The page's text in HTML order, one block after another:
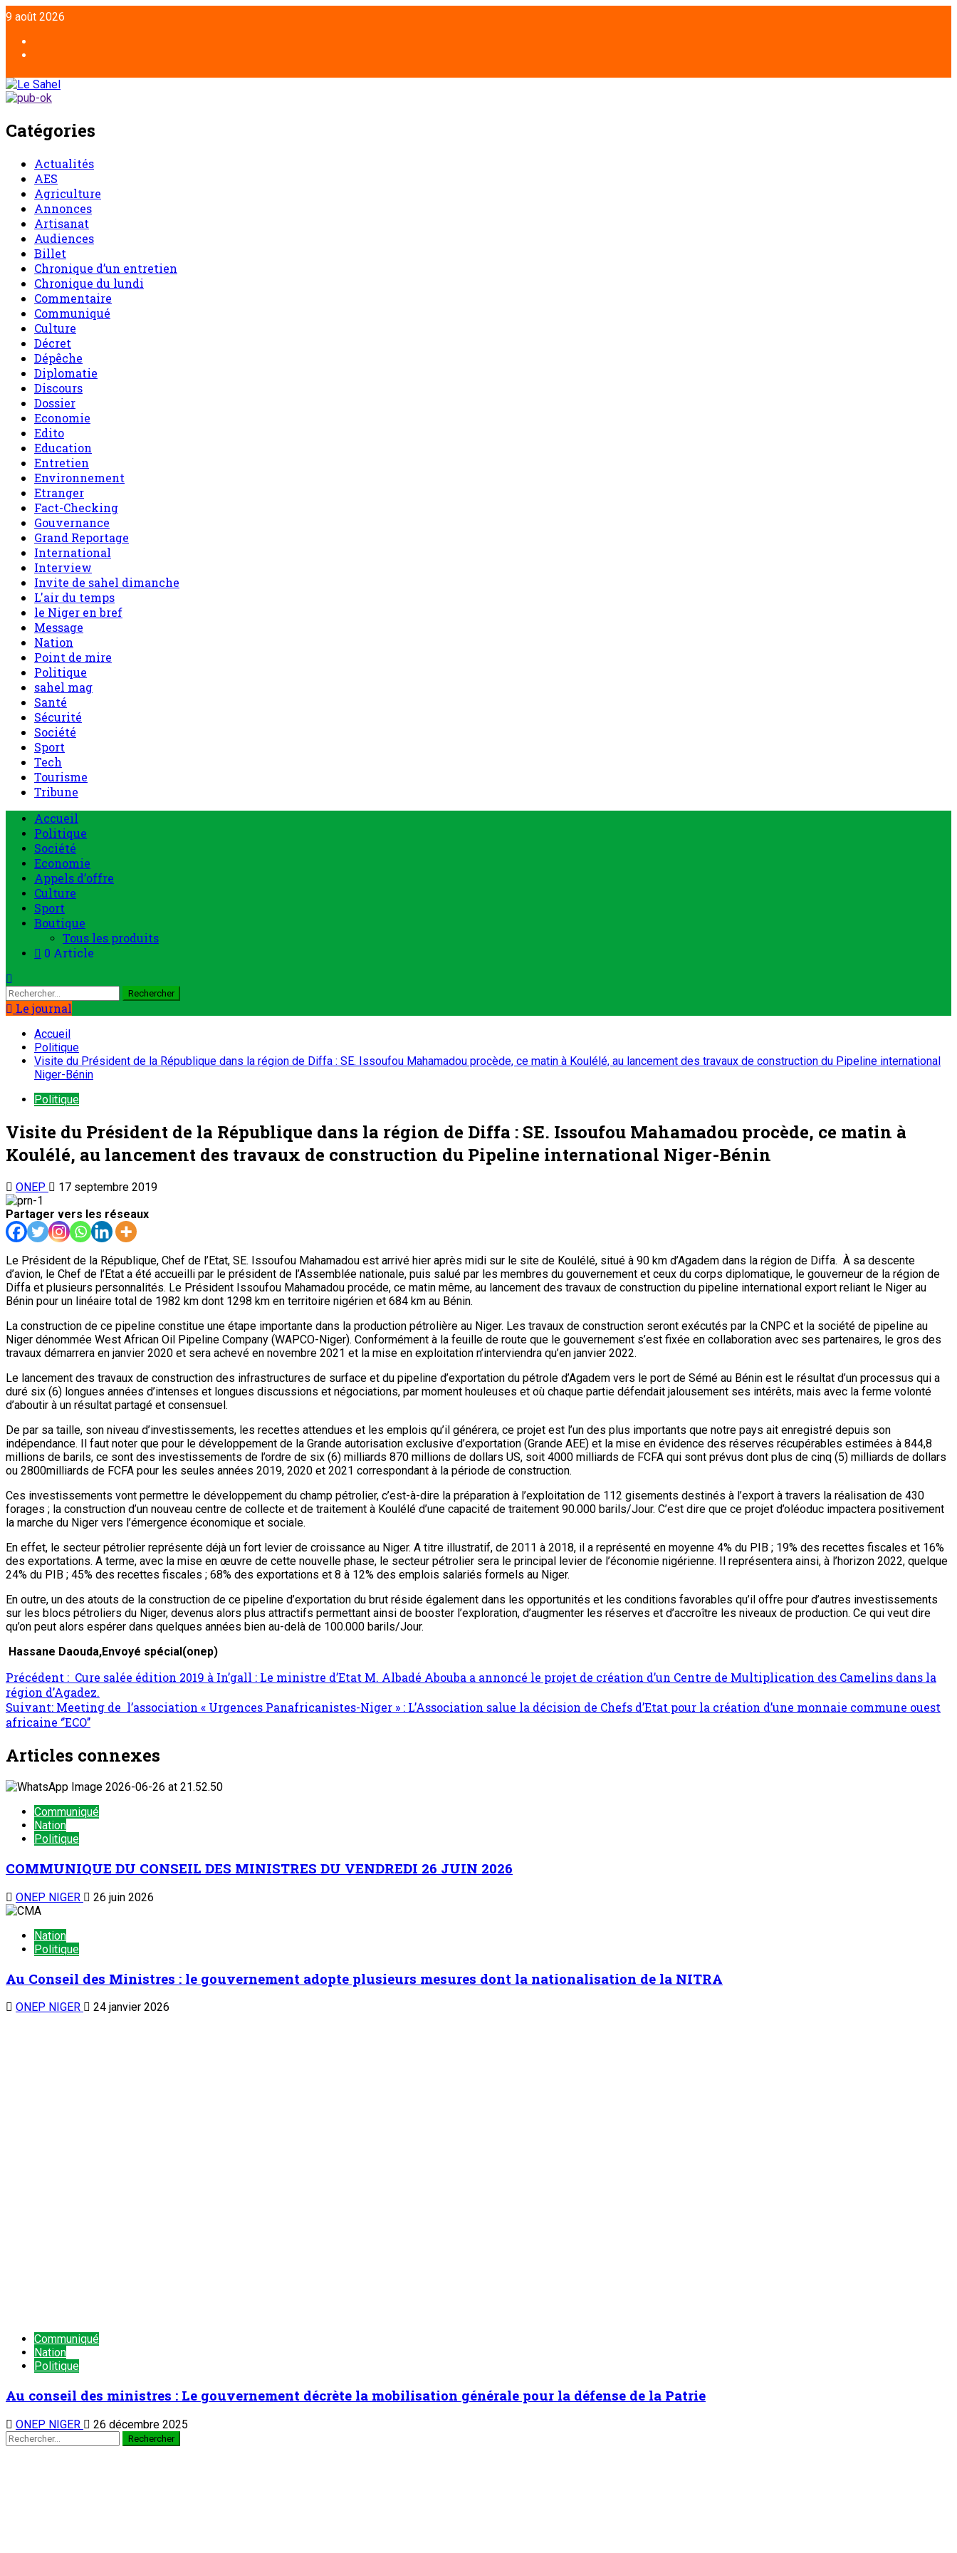
Aller
au
contenu
9 août 2026
Catégories
Actualités
AES
Agriculture
Annonces
Artisanat
Audiences
Billet
Chronique d’un entretien
Chronique du lundi
Commentaire
Communiqué
Culture
Décret
Dépêche
Diplomatie
Discours
Dossier
Economie
Edito
Education
Entretien
Environnement
Etranger
Fact-Checking
Gouvernance
Grand Reportage
International
Interview
Invite de sahel dimanche
L'air du temps
le Niger en bref
Message
Nation
Point de mire
Politique
sahel mag
Santé
Sécurité
Société
Sport
Tech
Tourisme
Tribune
Menu
principal
Accueil
Politique
Société
Economie
Appels d’offre
Culture
Sport
Boutique
Tous les produits
0 Article
Rechercher :
Le journal
Accueil
Politique
Visite du Président de la République dans la région de Diffa : SE. Issoufou Mahamadou procède, ce matin à Koulélé, au lancement des travaux de construction du Pipeline international
Niger-Bénin
Politique
Visite du Président de la République dans la région de Diffa : SE. Issoufou Mahamadou procède, ce matin à
Koulélé, au lancement des travaux de construction du Pipeline international Niger-Bénin
ONEP
17 septembre 2019
Partager vers les réseaux
Le Président de la République, Chef de l’Etat, SE. Issoufou Mahamadou est arrivé hier après midi sur le site de Koulélé, situé à 90 km d’Agadem dans la région de Diffa. À sa descente
d’avion, le Chef de l’Etat a été accueilli par le président de l’Assemblée nationale, puis salué par les membres du gouvernement et ceux du corps diplomatique, le gouverneur de la région de
Diffa et plusieurs personnalités. Le Président Issoufou Mahamadou procéde, ce matin même, au lancement des travaux de construction du pipeline international export reliant le Niger au
Bénin pour un linéaire total de 1982 km dont 1298 km en territoire nigérien et 684 km au Bénin.
La construction de ce pipeline constitue une étape importante dans la production pétrolière au Niger. Les travaux de construction seront exécutés par la CNPC et la société de pipeline au
Niger dénommée West African Oil Pipeline Company (WAPCO-Niger). Conformément à la feuille de route que le gouvernement s’est fixée en collaboration avec ses partenaires, le gros des
travaux démarrera en janvier 2020 et sera achevé en novembre 2021 et la mise en exploitation n’interviendra qu’en janvier 2022.
Le lancement des travaux de construction des infrastructures de surface et du pipeline d’exportation du pétrole d’Agadem vers le port de Sémé au Bénin est le résultat d’un processus qui a
duré six (6) longues années d’intenses et longues discussions et négociations, par moment houleuses et où chaque partie défendait jalousement ses intérêts, mais avec la ferme volonté
d’aboutir à un résultat partagé et consensuel.
De par sa taille, son niveau d’investissements, les recettes attendues et les emplois qu’il générera, ce projet est l’un des plus importants que notre pays ait enregistré depuis son
indépendance. Il faut noter que pour le développement de la Grande autorisation exclusive d’exportation (Grande AEE) et la mise en évidence des réserves récupérables estimées à 844,8
millions de barils, ce sont des investissements de l’ordre de six (6) milliards 870 millions de dollars US, soit 4000 milliards de FCFA qui sont prévus dont plus de cinq (5) milliards de dollars
ou 2800milliards de FCFA pour les seules années 2019, 2020 et 2021 correspondant à la période de construction.
Ces investissements vont permettre le développement du champ pétrolier, c’est-à-dire la préparation à l’exploitation de 112 gisements destinés à l’export à travers la réalisation de 430
forages ; la construction d’un nouveau centre de collecte et de traitement à Koulélé d’une capacité de traitement 90.000 barils/Jour. C’est dire que ce projet d’oléoduc impactera positivement
la marche du Niger vers l’émergence économique et sociale.
En effet, le secteur pétrolier représente déjà un fort levier de croissance au Niger. A titre illustratif, de 2011 à 2018, il a représenté en moyenne 4% du PIB ; 19% des recettes fiscales et 16%
des exportations. A terme, avec la mise en œuvre de cette nouvelle phase, le secteur pétrolier sera le principal levier de l’économie nigérienne. Il représentera ainsi, à l’horizon 2022, quelque
24% du PIB ; 45% des recettes fiscales ; 68% des exportations et 8 à 12% des emplois salariés formels au Niger.
En outre, un des atouts de la construction de ce pipeline d’exportation du brut réside également dans les opportunités et les conditions favorables qu’il offre pour d’autres investissements
sur les blocs pétroliers du Niger, devenus alors plus attractifs permettant ainsi de booster l’exploration, d’augmenter les réserves et d’accroître les niveaux de production. Ce qui veut dire
qu’on peut alors espérer dans quelques années bien au-delà de 100.000 barils/Jour.
Hassane Daouda,Envoyé spécial(onep)
Navigation
d’article
Précédent : Cure salée édition 2019 à In’gall : Le ministre d’Etat M. Albadé Abouba a annoncé le projet de création d’un Centre de Multiplication des Camelins dans la
région d’Agadez.
Suivant: Meeting de l’association « Urgences Panafricanistes-Niger » : L’Association salue la décision de Chefs d’Etat pour la création d’une monnaie commune ouest
africaine ‘’ECO’’
Articles connexes
Communiqué
Nation
Politique
COMMUNIQUE DU CONSEIL DES MINISTRES DU VENDREDI 26 JUIN 2026
ONEP NIGER 26 juin 2026
Nation
Politique
Au Conseil des Ministres : le gouvernement adopte plusieurs mesures dont la nationalisation de la NITRA
ONEP NIGER 24 janvier 2026
Communiqué
Nation
Politique
Au conseil des ministres : Le gouvernement décrète la mobilisation générale pour la défense de la Patrie
ONEP NIGER
26 décembre 2025
Rechercher :